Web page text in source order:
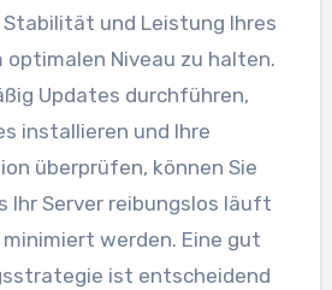
und Leistung Ihres
optimalen Niveau zu halten.
Updates durchführen,
installieren und Ihre
überprüfen, können Sie
Ihr Server reibungslos läuft
werden. Eine gut
ist entscheidend